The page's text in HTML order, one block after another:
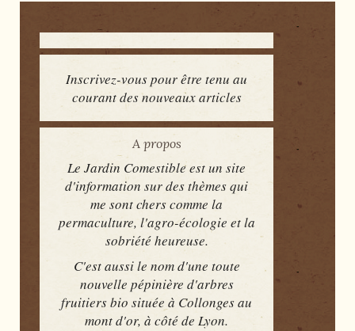
Inscrivez-vous pour être tenu au
courant des nouveaux articles
A propos
Le Jardin Comestible est un site
d'information sur des thèmes qui
me sont chers comme la
permaculture, l'agro-écologie et la
sobriété heureuse.
C'est aussi le nom d'une toute
nouvelle pépinière d'arbres
fruitiers bio située à Collonges au
mont d'or, à côté de Lyon.